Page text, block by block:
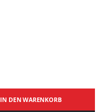
IN DEN WARENKORB